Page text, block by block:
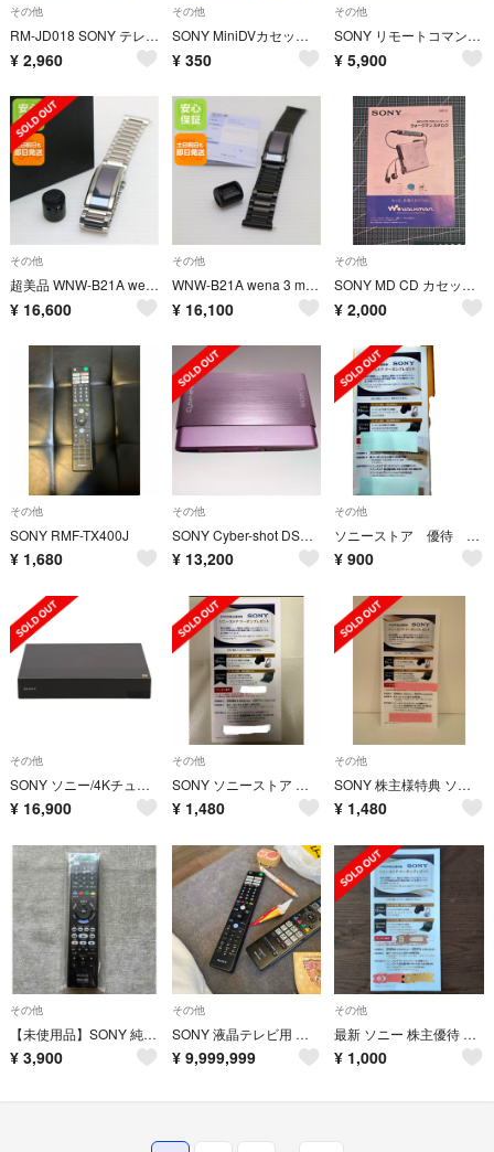
その他
RM-JD018 SONY テレビ用リモコン ソニー 赤外線確認済み 即日翌日発
¥ 2,960
その他
SONY MiniDVカセットテープ
¥ 350
その他
SONY リモートコマンダー RM-VPR1
¥ 5,900
その他
超美品 WNW-B21A wena 3 metal シルバー M333
¥ 16,600
その他
WNW-B21A wena 3 metal ブラック M555
¥ 16,100
その他
SONY MD CD カセットテープ ウォークマン カタログ 2007.8
¥ 2,000
その他
SONY RMF-TX400J
¥ 1,680
その他
SONY Cyber-shot DSC-T77 ピンク コンパクトデジタルカメラ
¥ 13,200
その他
ソニーストア 優待 2026年
¥ 900
その他
SONY ソニー/4Kチューナー /DST-SHV1/6006032/Bランク/62【中古】
¥ 16,900
その他
SONY ソニーストア 株主特典クーポン 2026年
¥ 1,480
その他
SONY 株主様特典 ソニーストア クーポン 2026年
¥ 1,480
その他
【未使用品】SONY 純正リモコン RMT-VR110J
¥ 3,900
その他
SONY 液晶テレビ用 リモコン RMF-TX421J
¥ 9,999,999
その他
最新 ソニー 株主優待 ソニーストアクーポン～2027.5月末
¥ 1,000